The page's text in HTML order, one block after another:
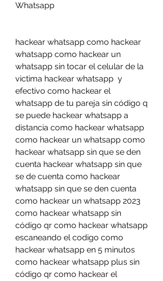
Whatsapp
hackear whatsapp como hackear
whatsapp como hackear un
whatsapp sin tocar el celular de la
victima hackear whatsapp  y
efectivo como hackear el
whatsapp de tu pareja sin código q
se puede hackear whatsapp a
distancia como hackear whatsapp
como hackear un whatsapp como
hackear whatsapp sin que se den
cuenta hackear whatsapp sin que
se de cuenta como hackear
whatsapp sin que se den cuenta
como hackear un whatsapp 2023
como hackear whatsapp sin
código qr como hackear whatsapp
escaneando el codigo como
hackear whatsapp en 5 minutos
como hackear whatsapp plus sin
código qr como hackear el